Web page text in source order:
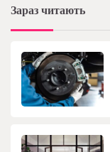
Зараз читають